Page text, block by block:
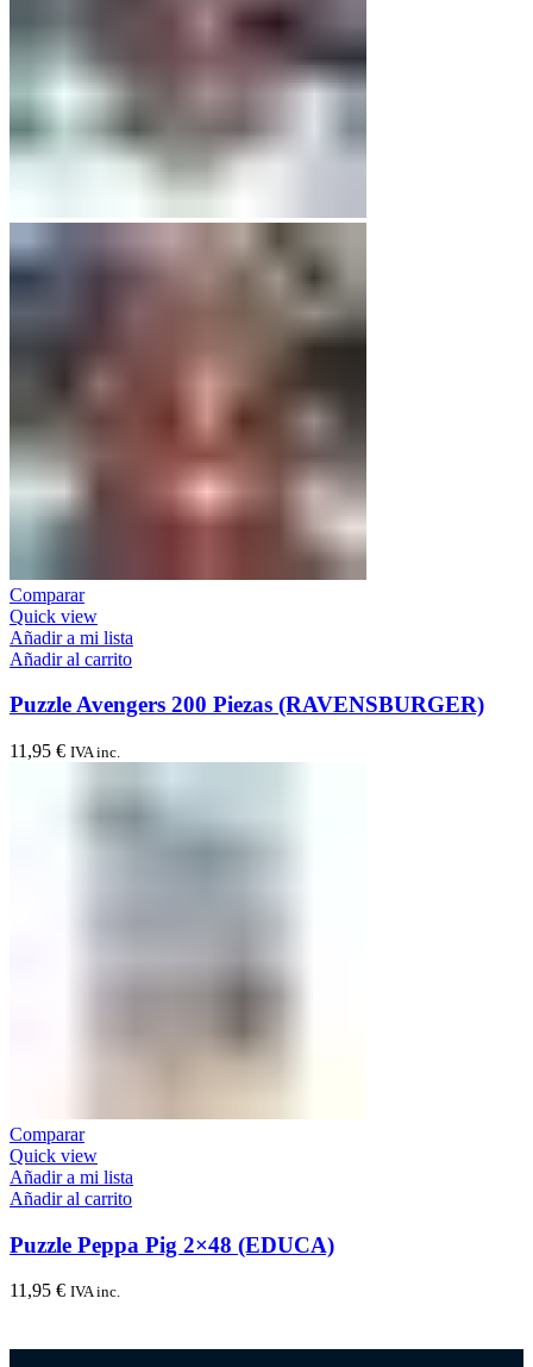
Comparar
Quick view
Añadir a mi lista
Añadir al carrito
Puzzle Avengers 200 Piezas (RAVENSBURGER)
11,95 € IVA inc.
Comparar
Quick view
Añadir a mi lista
Añadir al carrito
Puzzle Peppa Pig 2×48 (EDUCA)
11,95 € IVA inc.